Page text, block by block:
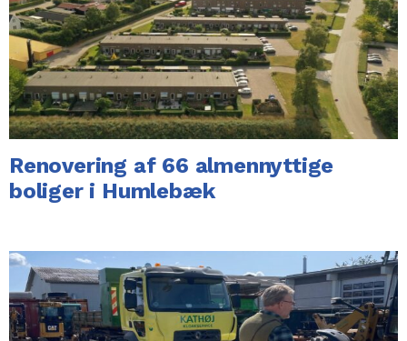
Renovering af 66 almennyttige
boliger i Humlebæk